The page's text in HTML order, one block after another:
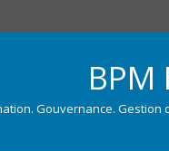
Gouvernance. Gestion